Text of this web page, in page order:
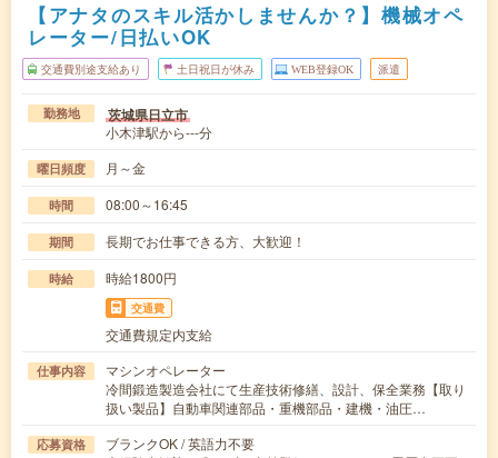
【アナタのスキル活かしませんか？】機械オペ
レーター/日払いOK
交通費別途支給あり 土日祝日が休み WEB登録OK 派遣
勤務地 茨城県日立市
小木津駅から---分
曜日頻度 月～金
時間 08:00～16:45
期間 長期でお仕事できる方、大歓迎！
時給 時給1800円
交通費
交通費規定内支給
仕事内容
マシンオペレーター
冷間鍛造製造会社にて生産技術修繕、設計、保全業務【取り
扱い製品】自動車関連部品・重機部品・建機・油圧…
応募資格
ブランクOK / 英語力不要